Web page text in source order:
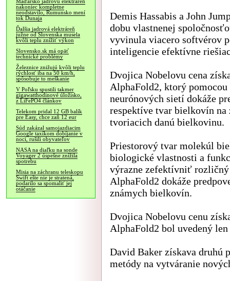
Maďarsko jadrovú elektráreň
nakoniec kompletne
neodstavilo, Rumunsko mení
tok Dunaja
Ďalšia jadrová elektráreň
južne od Slovenska musela
kvôli teplu znížiť výkon
Slovensko.sk má opäť
technické problémy
Železnice znižujú kvôli teplu
rýchlosť iba na 50 km/h,
spôsobuje to meškanie
V Poľsku spustili takmer
gigawatthodinové úložisko,
z LiFePO4 článkov
Telekom pridal 12 GB balík
pre Easy, chce zaň 12 eur
Súd zakázal samojazdiacim
Google taxíkom dobíjanie v
noci, rušili obyvateľov
NASA na diaľku na sonde
Voyager 2 úspešne znížila
spotrebu
Misia na záchranu teleskopu
Swift ešte nie je stratená,
podarilo sa spomaliť jej
otáčanie
Demis Hassabis a John
dobu vlastnenej
vyvinula viacero softvérov
inteligencie efektívne
Dvojica Nobelovu cena
AlphaFold2, ktorý
neurónových sietí dokáže
respektíve tvar bielkovín na
tvoriacich danú bielkovinu.
Priestorový tvar molekúl
biologické vlastnosti a
výrazne zefektívniť
AlphaFold2 dokáže
známych bielkovín.
Dvojica Nobelovu cenu
AlphaFold2 bol uvedený
David Baker získava druhú
metódy na vytváranie